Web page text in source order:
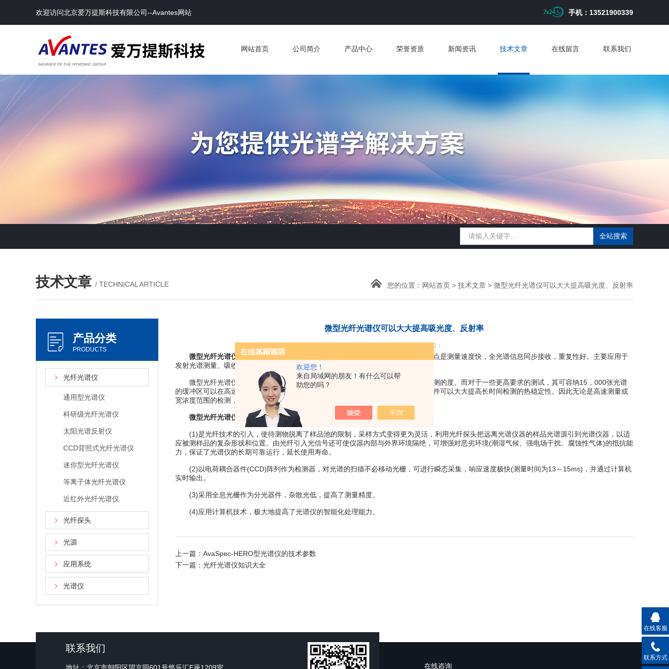
欢迎您！
来自局域网的朋友！有什么可以帮
助您的吗？
欢迎访问北京爱万提斯科技有限公司--Avantes网站 手机：13521900339
网站首页 公司简介 产品中心 荣誉资质 新闻资讯 技术文章 在线留言 联系我们
技术文章 / TECHNICAL ARTICLE 您的位置： 网站首页 > 技术文章 > 微型光纤光谱仪可以大大提高吸光度、反射率
产品分类
PRODUCTS
光纤光谱仪
通用型光谱仪
科研级光纤光谱仪
太阳光谱反射仪
CCD背照式光纤光谱仪
迷你型光纤光谱仪
等离子体光纤光谱仪
近红外光纤光谱仪
光纤探头
光源
应用系统
光谱仪
微型光纤光谱仪可以大大提高吸光度、反射率
点击次数：4060 发布时间：
微型光纤光谱仪
是用于紫外、可见、近红外光谱信息测量的一种仪器。其主要特点是测量速度快，全光谱信息同步接收，重复性好。主要应用于
发射光谱测量、吸收光谱测量、激发荧光光谱测量等。
微型光纤光谱仪具备超高的性能，可以大大提高吸光度、反射率、荧光与拉曼检测的度。而对于一些更高要求的测试，其可容纳15，000张光谱
的缓冲区可以在高速采集中保证数据的完整性，同时其先进的光学设计与热电致冷器件可以大大提高长时间检测的热稳定性。因此无论是高速测量或
宽浓度范围的检测，QEPro都能为您的实验室或在线应用提供的性能表现。
微型光纤光谱仪 特点
(1)是光纤技术的引入，使待测物脱离了样品池的限制，采样方式变得更为灵活，利用光纤探头把远离光谱仪器的样品光谱源引到光谱仪器，以适
应被测样品的复杂形状和位置。由光纤引入光信号还可使仪器内部与外界环境隔绝，可增强对恶劣环境(潮湿气候、强电场干扰、腐蚀性气体)的抵抗能
力，保证了光谱仪的长期可靠运行，延长使用寿命。
(2)以电荷耦合器件(CCD)阵列作为检测器，对光谱的扫描不必移动光栅，可进行瞬态采集，响应速度极快(测量时间为13～15ms)，并通过计算机
实时输出。
(3)采用全息光栅作为分光器件，杂散光低，提高了测量精度。
(4)应用计算机技术，极大地提高了光谱仪的智能化处理能力。
上一篇： AvaSpec-HERO型光谱仪的技术参数
下一篇： 光纤光谱仪知识大全
联系我们
在线咨询
在线客服
联系方式